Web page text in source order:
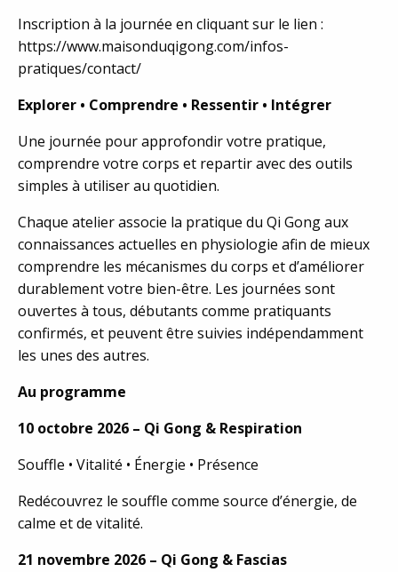
Inscription à la journée en cliquant sur le lien :
https://www.maisonduqigong.com/infos-
pratiques/contact/
Explorer • Comprendre • Ressentir • Intégrer
Une journée pour approfondir votre pratique,
comprendre votre corps et repartir avec des outils
simples à utiliser au quotidien.
Chaque atelier associe la pratique du Qi Gong aux
connaissances actuelles en physiologie afin de mieux
comprendre les mécanismes du corps et d’améliorer
durablement votre bien-être. Les journées sont
ouvertes à tous, débutants comme pratiquants
confirmés, et peuvent être suivies indépendamment
les unes des autres.
Au programme
10 octobre 2026 – Qi Gong & Respiration
Souffle • Vitalité • Énergie • Présence
Redécouvrez le souffle comme source d’énergie, de
calme et de vitalité.
21 novembre 2026 – Qi Gong & Fascias